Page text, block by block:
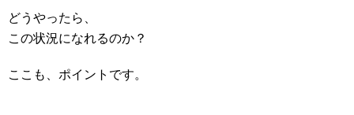
どうやったら、
この状況になれるのか？
ここも、ポイントです。